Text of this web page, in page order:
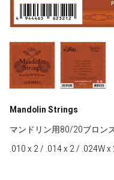
Mandolin Strings
マンドリン用80/20ブロン
.010 x 2 / .014 x 2 / .024W x